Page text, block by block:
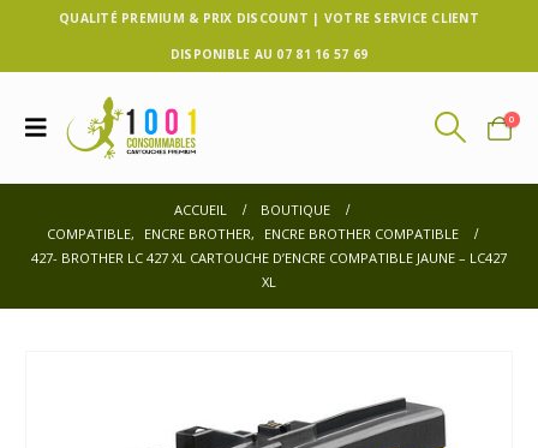
QUALITÉ PREMIUM & PRIX DISCOUNT | VOTRE SERVICE CLIENT
DISPONIBLE AU 07 81 16 57 69
0
ACCUEIL
BOUTIQUE
COMPATIBLE, ENCRE BROTHER,
ENCRE BROTHER COMPATIBLE
427- BROTHER LC 427 XL CARTOUCHE D’ENCRE COMPATIBLE JAUNE – LC427
XL